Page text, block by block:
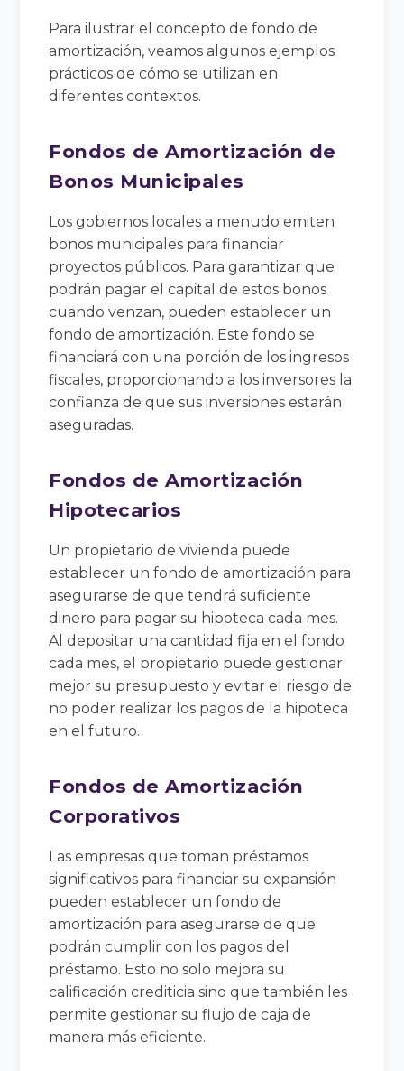
Para ilustrar el concepto de fondo de
amortización, veamos algunos ejemplos
prácticos de cómo se utilizan en
diferentes contextos.
Fondos de Amortización de
Bonos Municipales
Los gobiernos locales a menudo emiten
bonos municipales para financiar
proyectos públicos. Para garantizar que
podrán pagar el capital de estos bonos
cuando venzan, pueden establecer un
fondo de amortización. Este fondo se
financiará con una porción de los ingresos
fiscales, proporcionando a los inversores la
confianza de que sus inversiones estarán
aseguradas.
Fondos de Amortización
Hipotecarios
Un propietario de vivienda puede
establecer un fondo de amortización para
asegurarse de que tendrá suficiente
dinero para pagar su hipoteca cada mes.
Al depositar una cantidad fija en el fondo
cada mes, el propietario puede gestionar
mejor su presupuesto y evitar el riesgo de
no poder realizar los pagos de la hipoteca
en el futuro.
Fondos de Amortización
Corporativos
Las empresas que toman préstamos
significativos para financiar su expansión
pueden establecer un fondo de
amortización para asegurarse de que
podrán cumplir con los pagos del
préstamo. Esto no solo mejora su
calificación crediticia sino que también les
permite gestionar su flujo de caja de
manera más eficiente.